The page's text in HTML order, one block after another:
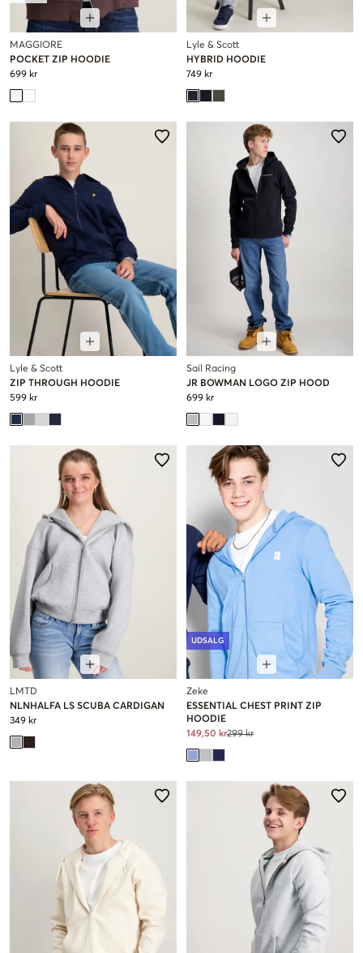
MAGGIORE
POCKET ZIP HOODIE
699 kr
Lyle & Scott
HYBRID HOODIE
749 kr
Lyle & Scott
ZIP THROUGH HOODIE
599 kr
Sail Racing
JR BOWMAN LOGO ZIP HOOD
699 kr
LMTD
NLNHALFA LS SCUBA CARDIGAN
349 kr
UDSALG
Zeke
ESSENTIAL CHEST PRINT ZIP
HOODIE
149,50 kr299 kr